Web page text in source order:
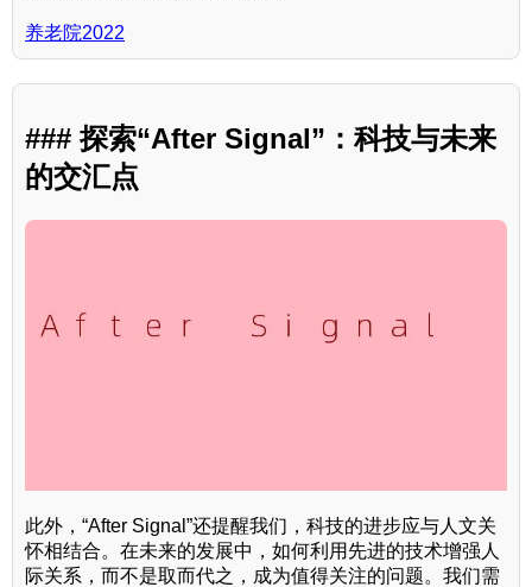
养老院2022
### 探索“After Signal”：科技与未来
的交汇点
此外，“After Signal”还提醒我们，科技的进步应与人文关
怀相结合。在未来的发展中，如何利用先进的技术增强人
际关系，而不是取而代之，成为值得关注的问题。我们需